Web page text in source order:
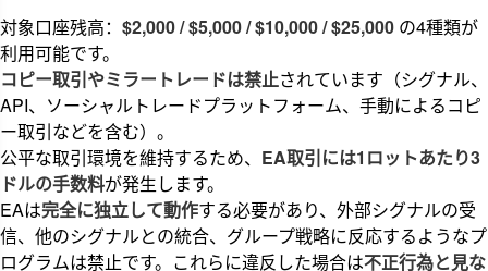
対象口座残高： $2,000 / $5,000 / $10,000 / $25,000 の4種類が
利用可能です。
コピー取引やミラートレードは禁止されています（シグナル、
API、ソーシャルトレードプラットフォーム、手動によるコピ
ー取引などを含む）。
公平な取引環境を維持するため、 EA取引には1ロットあたり3
ドルの手数料が発生します。
EAは完全に独立して動作する必要があり、外部シグナルの受
信、他のシグナルとの統合、グループ戦略に反応するようなプ
ログラムは禁止です。これらに違反した場合は不正行為と見な